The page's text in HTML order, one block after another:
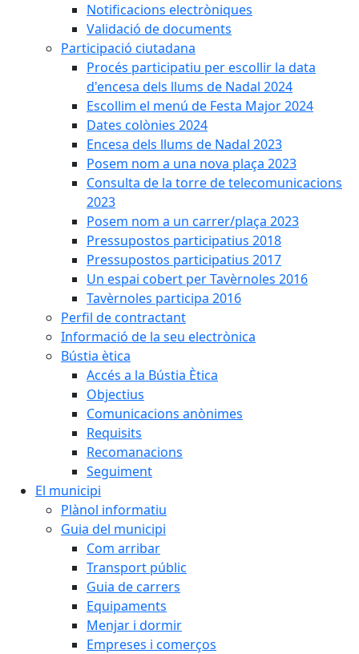
Notificacions electròniques
Validació de documents
Participació ciutadana
Procés participatiu per escollir la data
d'encesa dels llums de Nadal 2024
Escollim el menú de Festa Major 2024
Dates colònies 2024
Encesa dels llums de Nadal 2023
Posem nom a una nova plaça 2023
Consulta de la torre de telecomunicacions
2023
Posem nom a un carrer/plaça 2023
Pressupostos participatius 2018
Pressupostos participatius 2017
Un espai cobert per Tavèrnoles 2016
Tavèrnoles participa 2016
Perfil de contractant
Informació de la seu electrònica
Bústia ètica
Accés a la Bústia Ètica
Objectius
Comunicacions anònimes
Requisits
Recomanacions
Seguiment
El municipi
Plànol informatiu
Guia del municipi
Com arribar
Transport públic
Guia de carrers
Equipaments
Menjar i dormir
Empreses i comerços